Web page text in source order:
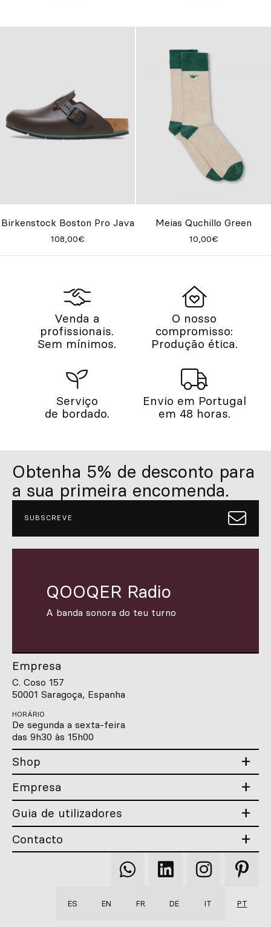
Birkenstock Boston Pro Java
108,00€
Meias Quchillo Green
10,00€
Venda a
profissionais.
Sem mínimos.
O nosso
compromisso:
Produção ética.
Serviço
de bordado.
Envio em Portugal
em 48 horas.
Obtenha 5% de desconto para
a sua primeira encomenda.
SUBSCREVE
QOOQER Radio
A banda sonora do teu turno
Empresa
C. Coso 157
50001 Saragoça, Espanha
HORÁRIO
De segunda a sexta-feira
das 9h30 às 15h00
Shop
Empresa
Guia de utilizadores
Contacto
Qooqer
WhatsApp
Qooqer
Linkedin
Qooqer
Instagram
Qooqer
ES EN FR DE IT PT